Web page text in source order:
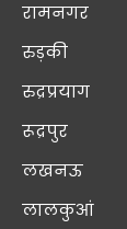
रामनगर
रुड़की
रुद्रप्रयाग
रूद्रपुर
लखनऊ
लालकुआं